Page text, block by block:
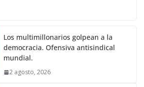
Los multimillonarios golpean a la
democracia. Ofensiva antisindical
mundial.
2 agosto, 2026